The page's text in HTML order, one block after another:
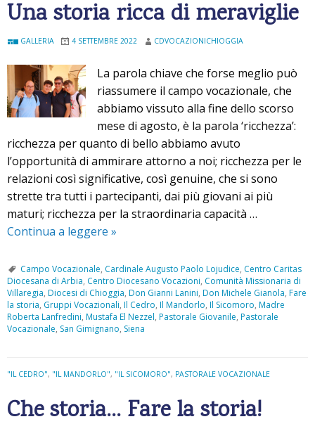
l
o
o
i
”
Una storia ricca di meraviglie
GALLERIA 4 SETTEMBRE 2022 CDVOCAZIONICHIOGGIA
La parola chiave che forse meglio può
riassumere il campo vocazionale, che
abbiamo vissuto alla fine dello scorso
mese di agosto, è la parola ‘ricchezza’:
ricchezza per quanto di bello abbiamo avuto
l’opportunità di ammirare attorno a noi; ricchezza per le
relazioni così significative, così genuine, che si sono
strette tra tutti i partecipanti, dai più giovani ai più
maturi; ricchezza per la straordinaria capacità …
Continua a leggere U
a
s
t
o
r
a
»
Campo Vocazionale, Cardinale Augusto Paolo Lojudice, Centro Caritas
Diocesana di Arbia, Centro Diocesano Vocazioni, Comunità Missionaria di
Villaregia, Diocesi di Chioggia, Don Gianni Lanini, Don Michele Gianola, Fare
la storia, Gruppi Vocazionali, Il Cedro, Il Mandorlo, Il Sicomoro, Madre
Roberta Lanfredini, Mustafa El Nezzel, Pastorale Giovanile, Pastorale
Vocazionale, San Gimignano, Siena
"IL CEDRO", "IL MANDORLO", "IL SICOMORO", PASTORALE VOCAZIONALE
Che storia… Fare la storia!